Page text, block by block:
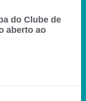
do Clube de
aberto ao